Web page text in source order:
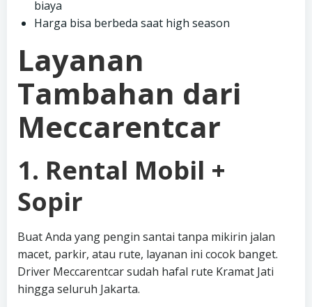
biaya
Harga bisa berbeda saat high season
Layanan
Tambahan dari
Meccarentcar
1. Rental Mobil +
Sopir
Buat Anda yang pengin santai tanpa mikirin jalan
macet, parkir, atau rute, layanan ini cocok banget.
Driver Meccarentcar sudah hafal rute Kramat Jati
hingga seluruh Jakarta.